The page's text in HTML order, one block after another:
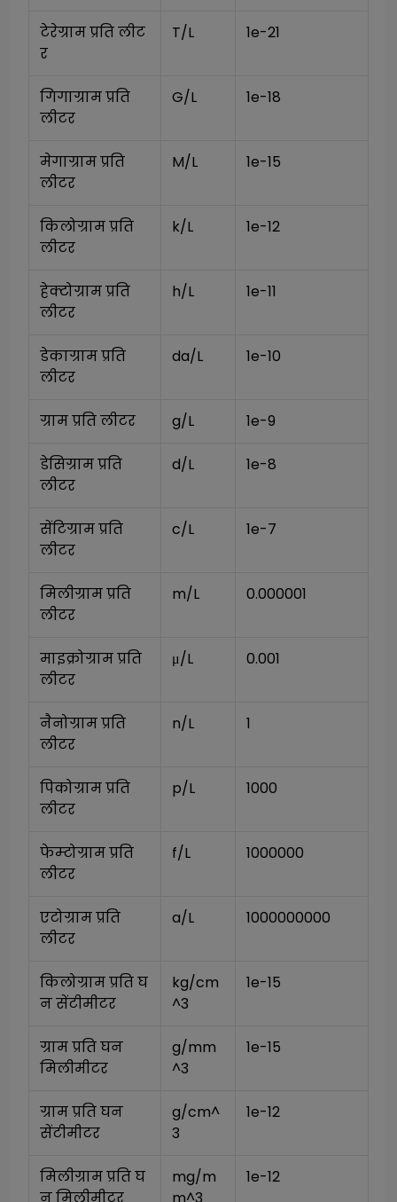
टेरेग्राम प्रति लीट
र
T/L 1e-21
गिगाग्राम प्रति
लीटर
G/L 1e-18
मेगाग्राम प्रति
लीटर
M/L 1e-15
किलोग्राम प्रति
लीटर
k/L 1e-12
हेक्टोग्राम प्रति
लीटर
h/L 1e-11
डेकाग्राम प्रति
लीटर
da/L 1e-10
ग्राम प्रति लीटर g/L 1e-9
डेसिग्राम प्रति
लीटर
d/L 1e-8
सेंटिग्राम प्रति
लीटर
c/L 1e-7
मिलीग्राम प्रति
लीटर
m/L 0.000001
माइक्रोग्राम प्रति
लीटर
μ/L 0.001
नैनोग्राम प्रति
लीटर
n/L 1
पिकोग्राम प्रति
लीटर
p/L 1000
फेम्टोग्राम प्रति
लीटर
f/L 1000000
एटोग्राम प्रति
लीटर
a/L 1000000000
किलोग्राम प्रति घ
न सेंटीमीटर
kg/cm
^3
1e-15
ग्राम प्रति घन
मिलीमीटर
g/mm
^3
1e-15
ग्राम प्रति घन
सेंटीमीटर
g/cm^
3
1e-12
मिलीग्राम प्रति घ
mg/m
1e-12